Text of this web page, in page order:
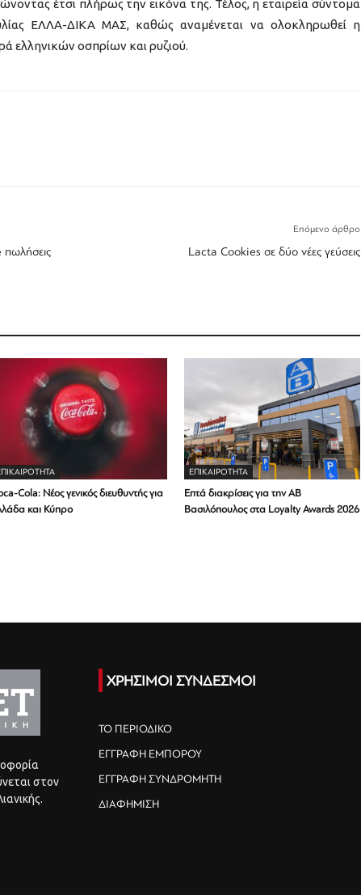
έτσι πλήρως την εικόνα της. Τέλος, η εταιρεία σύντομα
ΕΛΛΑ-ΔΙΚΑ ΜΑΣ, καθώς αναμένεται να ολοκληρωθεί η
ελληνικών οσπρίων και ρυζιού.
πωλήσεις
Επόμενο άρθρο
Lacta Cookies σε δύο νέες γεύσεις
Cola: Νέος γενικός διευθυντής για
και Κύπρο
ΕΠΙΚΑΙΡΟΤΗΤΑ
Επτά διακρίσεις για την ΑΒ
Βασιλόπουλος στα Loyalty Awards 2026
στον
ΧΡΗΣΙΜΟΙ ΣΥΝΔΕΣΜΟΙ
ΤΟ ΠΕΡΙΟΔΙΚΟ
ΕΓΓΡΑΦΗ ΕΜΠΟΡΟΥ
ΕΓΓΡΑΦΗ ΣΥΝΔΡΟΜΗΤΗ
ΔΙΑΦΗΜΙΣΗ